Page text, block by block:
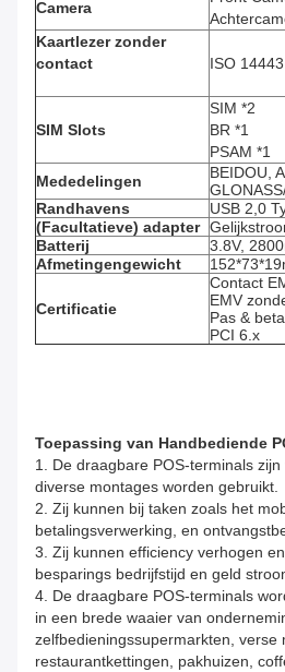
Camera
Kaartlezer zonder
contact
ISO
SIM Slots
SIM *2
BR *1
PSAM *1
Mededelingen
BEIDOU,
Randhavens
USB 2,0
(Facultatieve) adapter
Batterij
3.8V,
Afmetingengewicht
Certificatie
Contact
EMV
Pas &
PCI 6.x
Toepassing van Handbediende
1. De draagbare POS-terminals
diverse montages worden gebruikt.
2. Zij kunnen bij taken zoals het
betalingsverwerking, en
3. Zij kunnen efficiency verhogen
besparings bedrijfstijd en geld
4. De draagbare POS-terminals
in een brede waaier van
zelfbedieningssupermarkten, verse
restaurantkettingen, pakhuizen,